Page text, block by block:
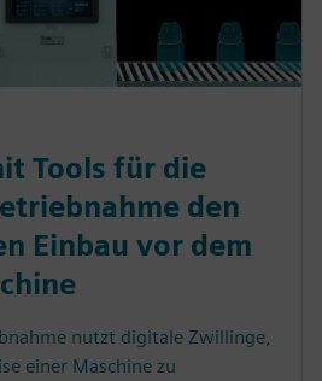
Tools für die
den
Einbau vor dem
nutzt digitale Zwillinge,
einer Maschine zu